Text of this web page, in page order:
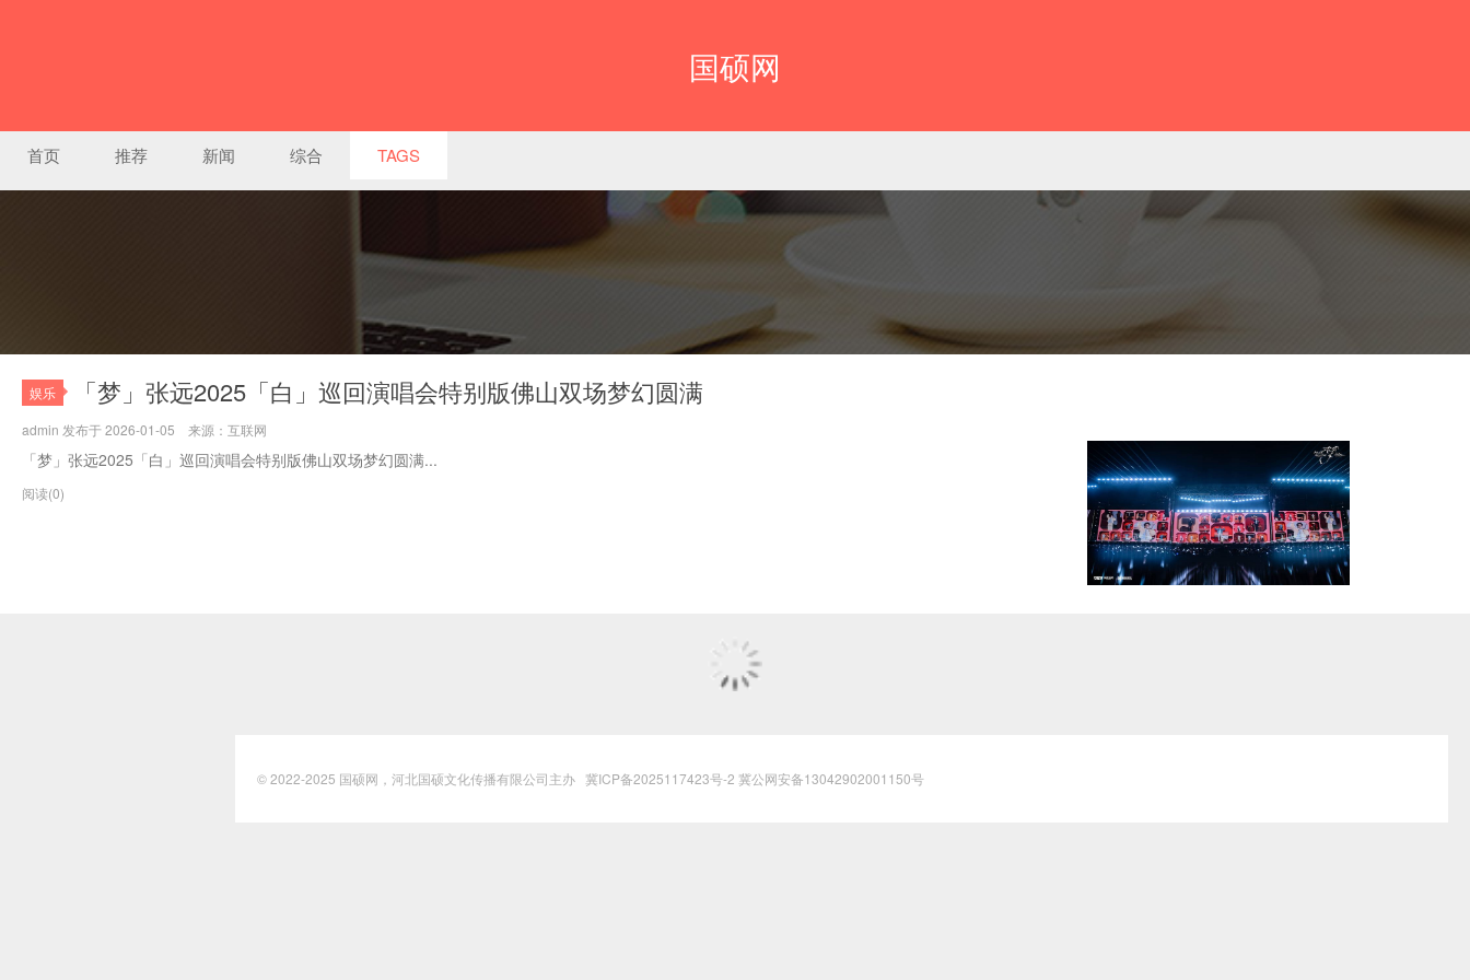
国硕网
首页 推荐 新闻 综合 TAGS
娱乐 「梦」张远2025「白」巡回演唱会特别版佛山双场梦幻圆满
admin 发布于 2026-01-05 来源：互联网
「梦」张远2025「白」巡回演唱会特别版佛山双场梦幻圆满...
阅读(0)
© 2022-2025 国硕网，河北国硕文化传播有限公司主办 冀ICP备2025117423号-2 冀公网安备13042902001150号